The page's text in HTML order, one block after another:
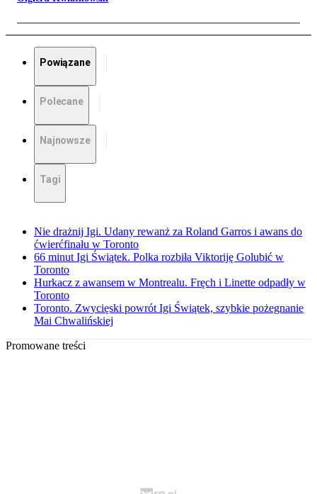
Powiązane
Polecane
Najnowsze
Tagi
Nie drażnij Igi. Udany rewanż za Roland Garros i awans do
ćwierćfinału w Toronto
66 minut Igi Świątek. Polka rozbiła Viktoriję Golubić w
Toronto
Hurkacz z awansem w Montrealu. Fręch i Linette odpadły w
Toronto
Toronto. Zwycięski powrót Igi Świątek, szybkie pożegnanie
Mai Chwalińskiej
Promowane treści